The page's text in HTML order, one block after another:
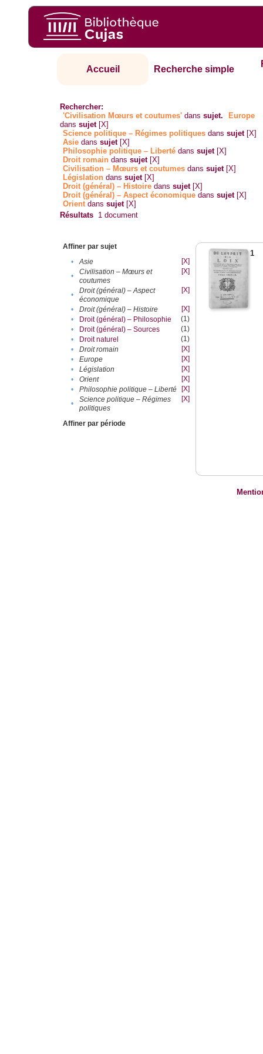
Accueil Recherche simple
Rechercher:
'Civilisation Mœurs et coutumes' danssujet.
Europe
danssujet [X]
Science politique – Régimes politiques danssujet [X]
Asie danssujet [X]
Philosophie politique – Liberté danssujet [X]
Droit romain danssujet [X]
Civilisation – Mœurs et coutumes danssujet [X]
Législation danssujet [X]
Droit (général) – Histoire danssujet [X]
Droit (général) – Aspect économique danssujet [X]
Orientdanssujet [X]
Résultats 1 document
Affiner par sujet
•
Asie
[X]
•
Civilisation – Mœurs et
coutumes
[X]
•
Droit (général) – Aspect
économique
[X]
• Droit (général) – Histoire
[X]
•
Droit (général) – Philosophie
(1)
•
Droit (général) – Sources
(1)
•
Droit naturel
(1)
•
Droit romain
[X]
•
Europe
[X]
•
Législation
[X]
•
Orient
[X]
•
Philosophie politique – Liberté
[X]
•
Science politique – Régimes
politiques
[X]
Affiner par période
1